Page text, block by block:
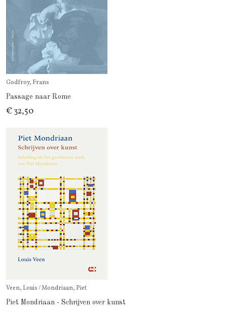
Godfroy, Frans
Passage naar Rome
€ 32,50
Veen, Louis / Mondriaan, Piet
Piet Mondriaan - Schrijven over kunst